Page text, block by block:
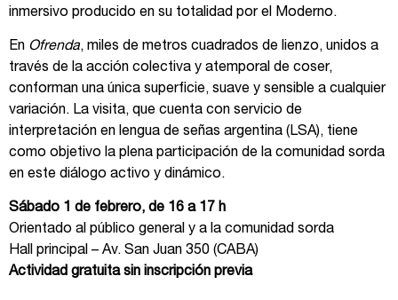
inmersivo producido en su totalidad por el Moderno.
En Ofrenda, miles de metros cuadrados de lienzo, unidos a
través de la acción colectiva y atemporal de coser,
conforman una única superficie, suave y sensible a cualquier
variación. La visita, que cuenta con servicio de
interpretación en lengua de señas argentina (LSA), tiene
como objetivo la plena participación de la comunidad sorda
en este diálogo activo y dinámico.
Sábado 1 de febrero, de 16 a 17 h
Orientado al público general y a la comunidad sorda
Hall principal – Av. San Juan 350 (CABA)
Actividad gratuita sin inscripción previa